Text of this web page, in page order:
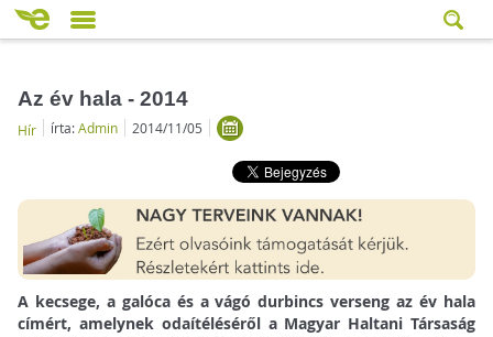
Az év hala - 2014
Hír írta:Admin 2014/11/05
A kecsege, a galóca és a vágó durbincs verseng az év hala
címért, amelynek odaítéléséről a Magyar Haltani Társaság